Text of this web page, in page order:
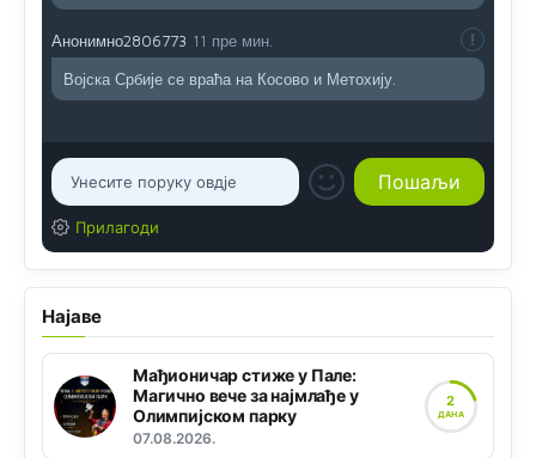
Анонимно2806773 11 пре мин.
Војска Србије се враћа на Косово и Метохију.
Прилагоди
Најаве
Мађионичар стиже у Пале:
Магично вече за најмлађе у
Олимпијском парку
07.08.2026.
2
ДАНА